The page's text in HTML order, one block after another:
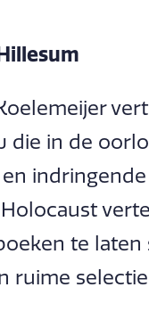
die in de
te
ruime